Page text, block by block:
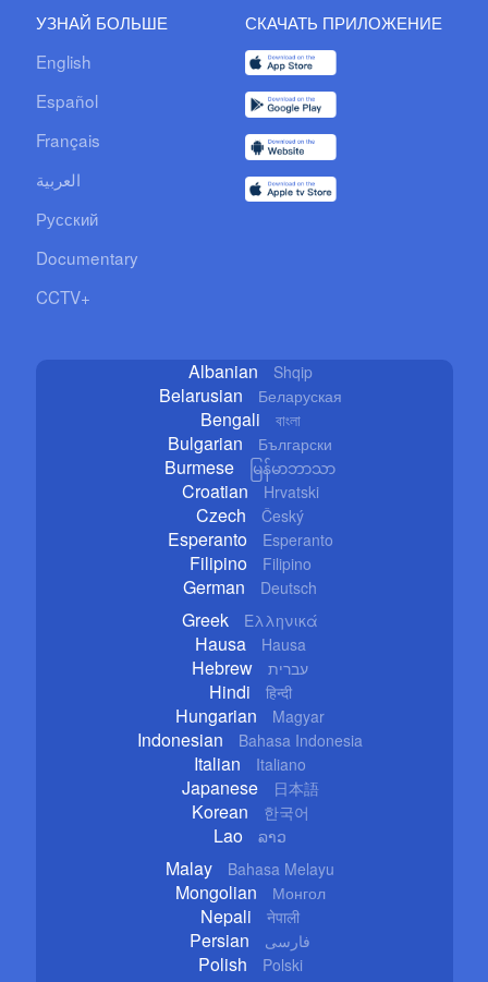
УЗНАЙ БОЛЬШЕ
English
Español
Français
العربية
Русский
Documentary
CCTV+
СКАЧАТЬ ПРИЛОЖЕНИЕ
Albanian Shqip
Belarusian Беларуская
Bengali বাংলা
Bulgarian Български
Burmese မြန်မာဘာသာ
Croatian Hrvatski
Czech Český
Esperanto Esperanto
Filipino Filipino
German Deutsch
Greek Ελληνικά
Hausa Hausa
Hebrew עברית
Hindi हिन्दी
Hungarian Magyar
Indonesian Bahasa Indonesia
Italian Italiano
Japanese 日本語
Korean 한국어
Lao ລາວ
Malay Bahasa Melayu
Mongolian Монгол
Nepali नेपाली
Persian فارسی
Polish Polski